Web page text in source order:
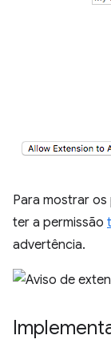
Para mostrar
ter a permissão
advertência.